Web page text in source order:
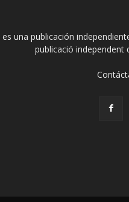
una publicación
publicació independent